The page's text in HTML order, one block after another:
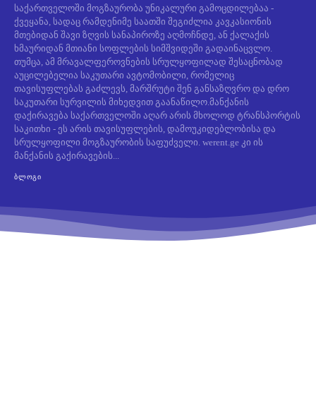
საქართველოში მოგზაურობა უნიკალური გამოცდილებაა -
ქვეყანა, სადაც რამდენიმე საათში შეგიძლია კავკასიონის
მთებიდან შავი ზღვის სანაპიროზე აღმოჩნდე, ან ქალაქის
ხმაურიდან მთიანი სოფლების სიმშვიდეში გადაინაცვლო.
თუმცა, ამ მრავალფეროვნების სრულყოფილად შესაცნობად
აუცილებელია საკუთარი ავტომობილი, რომელიც
თავისუფლებას გაძლევს, მარშრუტი შენ განსაზღვრო და დრო
საკუთარი სურვილის მიხედვით გაანაწილო.მანქანის
დაქირავება საქართველოში აღარ არის მხოლოდ ტრანსპორტის
საკითხი - ეს არის თავისუფლების, დამოუკიდებლობისა და
სრულყოფილი მოგზაურობის საფუძველი. werent.ge კი ის
მანქანის გაქირავების...
ᲑᲚᲝᲒᲘ